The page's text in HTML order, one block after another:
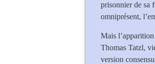
prisonnier de sa
omniprésent,
Mais
Thomas Tatzl,
version